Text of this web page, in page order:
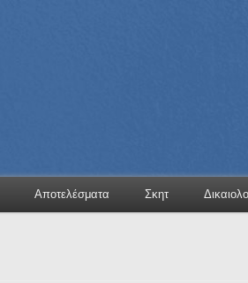
Αποτελέσματα Σκητ